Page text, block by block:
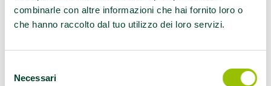
combinarle con altre informazioni che hai fornito loro o
che hanno raccolto dal tuo utilizzo dei loro servizi.
delNecessari
Grande (Bo) una
nuova Palestra